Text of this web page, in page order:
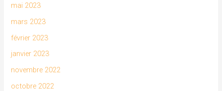
mai 2023
mars 2023
février 2023
janvier 2023
novembre 2022
octobre 2022